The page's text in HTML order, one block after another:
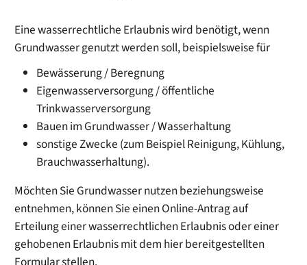
Eine wasserrechtliche Erlaubnis wird benötigt, wenn
Grundwasser genutzt werden soll, beispielsweise für
Bewässerung / Beregnung
Eigenwasserversorgung / öffentliche
Trinkwasserversorgung
Bauen im Grundwasser / Wasserhaltung
sonstige Zwecke (zum Beispiel Reinigung, Kühlung,
Brauchwasserhaltung).
Möchten Sie Grundwasser nutzen beziehungsweise
entnehmen, können Sie einen Online-Antrag auf
Erteilung einer wasserrechtlichen Erlaubnis oder einer
gehobenen Erlaubnis mit dem hier bereitgestellten